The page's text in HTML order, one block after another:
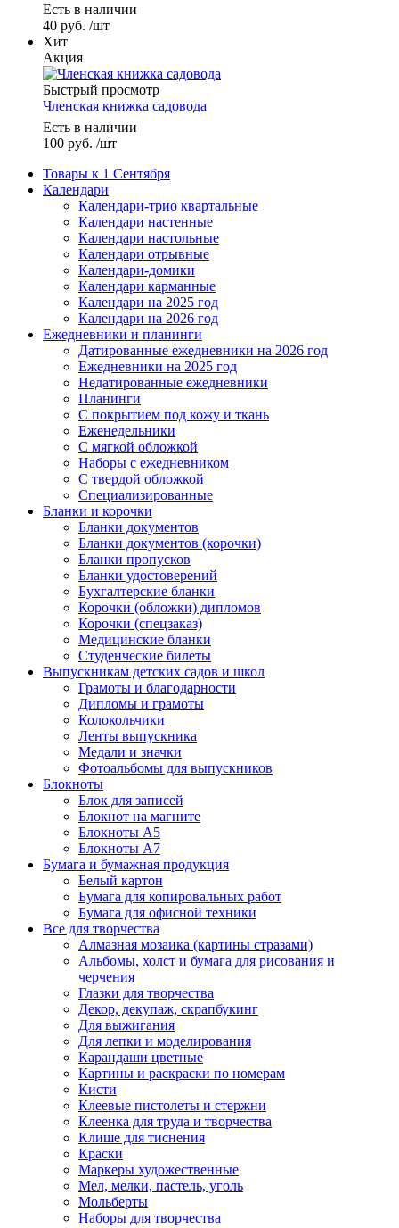
Есть в наличии
40 руб. /шт
Хит
Акция
Быстрый просмотр
Членская книжка садовода
Есть в наличии
100 руб. /шт
Товары к 1 Сентября
Календари
Календари-трио квартальные
Календари настенные
Календари настольные
Календари отрывные
Календари-домики
Календари карманные
Календари на 2025 год
Календари на 2026 год
Ежедневники и планинги
Датированные ежедневники на 2026 год
Ежедневники на 2025 год
Недатированные ежедневники
Планинги
С покрытием под кожу и ткань
Еженедельники
С мягкой обложкой
Наборы с ежедневником
С твердой обложкой
Специализированные
Бланки и корочки
Бланки документов
Бланки документов (корочки)
Бланки пропусков
Бланки удостоверений
Бухгалтерские бланки
Корочки (обложки) дипломов
Корочки (спецзаказ)
Медицинские бланки
Студенческие билеты
Выпускникам детских садов и школ
Грамоты и благодарности
Дипломы и грамоты
Колокольчики
Ленты выпускника
Медали и значки
Фотоальбомы для выпускников
Блокноты
Блок для записей
Блокнот на магните
Блокноты А5
Блокноты А7
Бумага и бумажная продукция
Белый картон
Бумага для копировальных работ
Бумага для офисной техники
Все для творчества
Алмазная мозаика (картины стразами)
Альбомы, холст и бумага для рисования и
черчения
Глазки для творчества
Декор, декупаж, скрапбукинг
Для выжигания
Для лепки и моделирования
Карандаши цветные
Картины и раскраски по номерам
Кисти
Клеевые пистолеты и стержни
Клеенка для труда и творчества
Клише для тиснения
Краски
Маркеры художественные
Мел, мелки, пастель, уголь
Мольберты
Наборы для творчества